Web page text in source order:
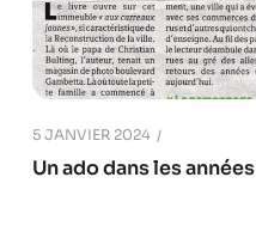
5 JANVIER 2024
Un ado dans les